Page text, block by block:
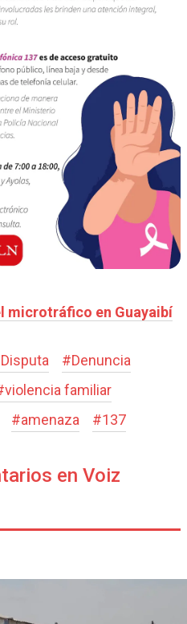
microtráfico en Guayaibí
Disputa #Denuncia
violencia familiar
#amenaza #137
en Voiz